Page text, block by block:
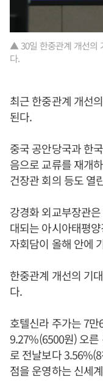
▲ 30일 한중관계 개선의
다.
최근 한중관계 개선
된다.
중국 공안당국과 한
음으로 교류를 재개
건장관 회의 등도 열
강경화 외교부장관
대되는 아시아태평
자회담이 올해 안에
한중관계 개선의 기
다.
호텔신라 주가는 7
9.27%(6500원) 오른
로 전날보다
점을 운영하는 신세